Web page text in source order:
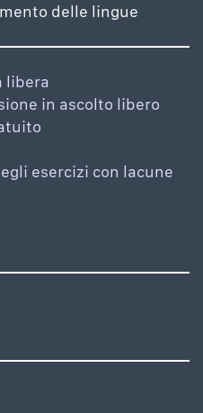
delle lingue
libera
in ascolto libero
esercizi con lacune